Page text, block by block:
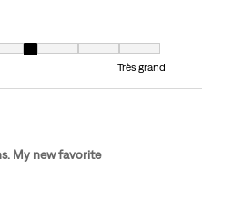
à Très petit et 7 est égal à Très grand
Très grand
My new favorite